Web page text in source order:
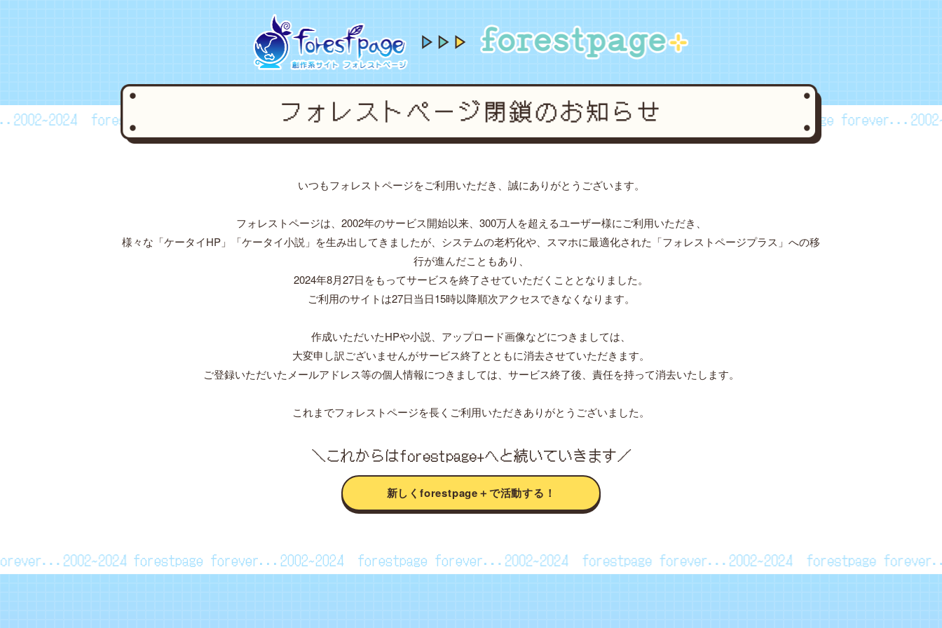
forestpage forever...2002~2024 forestpage forever...2002~2024 forestpage forever...2002~2024 forestpage
いつもフォレストページをご利用いただき、誠にありがとうございます。
フォレストページは、2002年のサービス開始以来、300万人を超えるユーザー様にご利用いただき、
様々な「ケータイHP」「ケータイ小説」を生み出してきましたが、システムの老朽化や、スマホに最適化された「フォレストページプラス」への移
行が進んだこともあり、
2024年8月27日をもってサービスを終了させていただくこととなりました。
ご利用のサイトは27日当日15時以降順次アクセスできなくなります。
作成いただいたHPや小説、アップロード画像などにつきましては、
大変申し訳ございませんがサービス終了とともに消去させていただきます。
ご登録いただいたメールアドレス等の個人情報につきましては、サービス終了後、責任を持って消去いたします。
これまでフォレストページを長くご利用いただきありがとうございました。
＼これからはforestpage+へと続いていきます／
新しくforestpage＋で活動する！
forestpage forever...2002~2024 forestpage forever...2002~2024 forestpage forever...2002~2024 forestpage